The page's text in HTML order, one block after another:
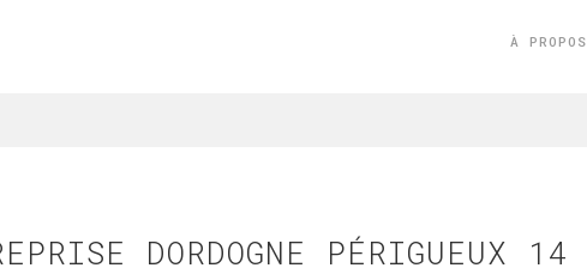
À PROPOS
DORDOGNE PÉRIGUEUX 14